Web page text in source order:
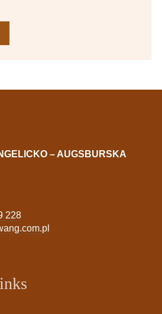
– AUGSBURSKA
228